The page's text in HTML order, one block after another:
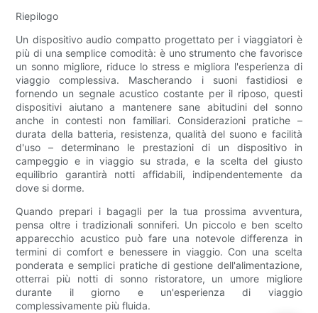
Riepilogo
Un dispositivo audio compatto progettato per i viaggiatori è
più di una semplice comodità: è uno strumento che favorisce
un sonno migliore, riduce lo stress e migliora l'esperienza di
viaggio complessiva. Mascherando i suoni fastidiosi e
fornendo un segnale acustico costante per il riposo, questi
dispositivi aiutano a mantenere sane abitudini del sonno
anche in contesti non familiari. Considerazioni pratiche –
durata della batteria, resistenza, qualità del suono e facilità
d'uso – determinano le prestazioni di un dispositivo in
campeggio e in viaggio su strada, e la scelta del giusto
equilibrio garantirà notti affidabili, indipendentemente da
dove si dorme.
Quando prepari i bagagli per la tua prossima avventura,
pensa oltre i tradizionali sonniferi. Un piccolo e ben scelto
apparecchio acustico può fare una notevole differenza in
termini di comfort e benessere in viaggio. Con una scelta
ponderata e semplici pratiche di gestione dell'alimentazione,
otterrai più notti di sonno ristoratore, un umore migliore
durante il giorno e un'esperienza di viaggio
complessivamente più fluida.